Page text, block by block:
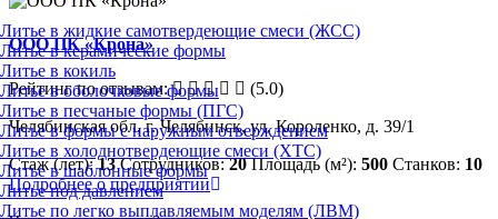
Литье в жидкие самотвердеющие смеси (ЖСС)
Литье в керамические формы
Литье в кокиль
Литье в оболочковые формы
Литье в песчаные формы (ПГС)
Литье в формы с наружным отверждением
Литье в холоднотвердеющие смеси (ХТС)
Литье в шаблонные формы
Литье под давлением
Литье по легко выплавляемым моделям (ЛВМ)
ООО ПК «Крона»
Рейтинг по отзывам:
(5.0)
Челябинская обл, г. Челябинск, ул. Короленко, д. 39/1
Стаж (лет):13 Сотрудников:20 Площадь (м²): 500 Станков: 10
Подробнее о предприятии